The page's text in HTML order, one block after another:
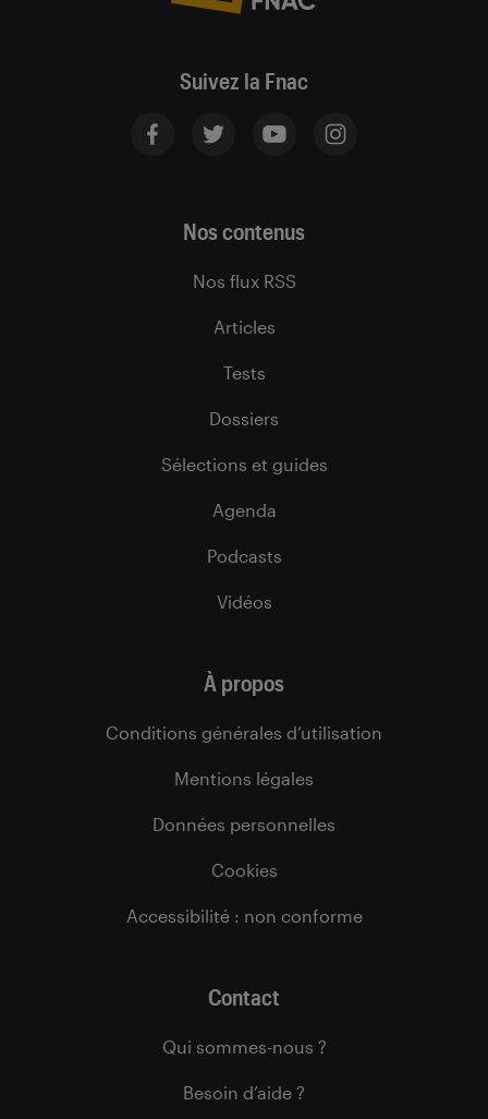
Suivez la Fnac
Nos contenus
Nos flux RSS
Articles
Tests
Dossiers
Sélections et guides
Agenda
Podcasts
Vidéos
À propos
Conditions générales d’utilisation
Mentions légales
Données personnelles
Cookies
Accessibilité : non conforme
Contact
Qui sommes-nous ?
Besoin d’aide ?